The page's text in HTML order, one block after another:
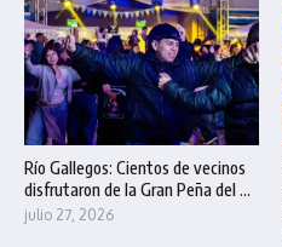
Río Gallegos: Cientos de vecinos
disfrutaron de la Gran Peña del ...
julio 27, 2026